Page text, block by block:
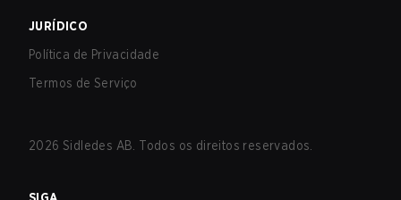
JURÍDICO
Política de Privacidade
Termos de Serviço
2026 Sidledes AB. Todos os direitos reservados.